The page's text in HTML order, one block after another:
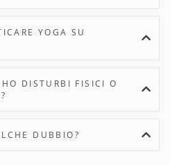
YOGA SU
HO DISTURBI FISICI O
DUBBIO?